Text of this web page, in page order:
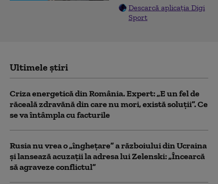
Descarcă aplicația Digi
Sport
Ultimele știri
Criza energetică din România. Expert: „E un fel de
răceală zdravănă din care nu mori, există soluții”. Ce
se va întâmpla cu facturile
Rusia nu vrea o „înghețare” a războiului din Ucraina
și lansează acuzații la adresa lui Zelenski: „Încearcă
să agraveze conflictul”